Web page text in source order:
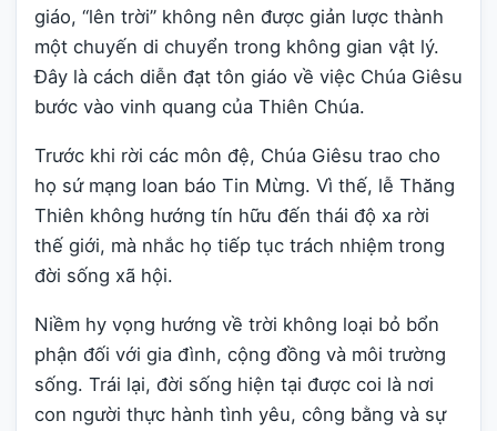
giáo, “lên trời” không nên được giản lược thành
một chuyến di chuyển trong không gian vật lý.
Đây là cách diễn đạt tôn giáo về việc Chúa Giêsu
bước vào vinh quang của Thiên Chúa.
Trước khi rời các môn đệ, Chúa Giêsu trao cho
họ sứ mạng loan báo Tin Mừng. Vì thế, lễ Thăng
Thiên không hướng tín hữu đến thái độ xa rời
thế giới, mà nhắc họ tiếp tục trách nhiệm trong
đời sống xã hội.
Niềm hy vọng hướng về trời không loại bỏ bổn
phận đối với gia đình, cộng đồng và môi trường
sống. Trái lại, đời sống hiện tại được coi là nơi
con người thực hành tình yêu, công bằng và sự